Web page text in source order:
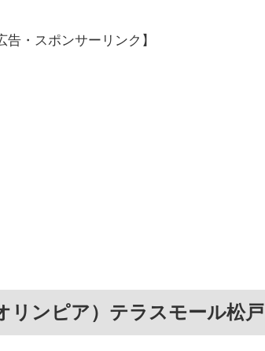
告・スポンサーリンク】
リンピア）テラスモール松戸